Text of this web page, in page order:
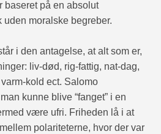
baseret på en absolut
moralske begreber.
i den antagelse, at alt som er,
liv-død, rig-fattig, nat-dag,
kold ect. Salomo
kunne blive “fanget” i en
være ufri. Friheden lå i at
polariteterne, hvor der var